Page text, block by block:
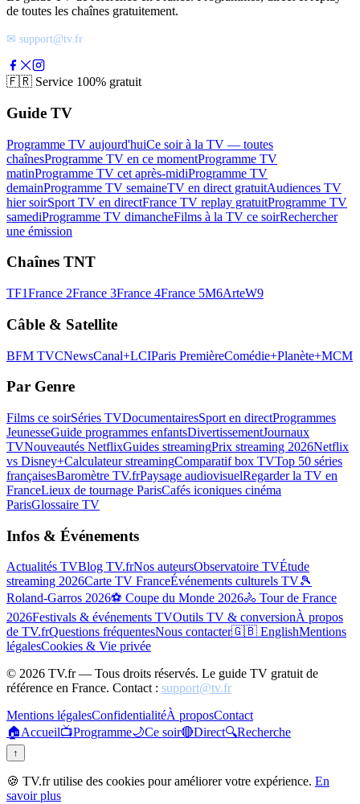
de toutes les chaînes gratuitement.
✉ support@tv.fr
🇫🇷 Service 100% gratuit
Guide TV
Programme TV aujourd'huiCe soir à la TV — toutes
chaînesProgramme TV en ce momentProgramme TV
matinProgramme TV cet après-midiProgramme TV
demainProgramme TV semaineTV en direct gratuitAudiences TV
hier soirSport TV en directFrance TV replay gratuitProgramme TV
samediProgramme TV dimancheFilms à la TV ce soirRechercher
une émission
Chaînes TNT
TF1France 2France 3France 4France 5M6ArteW9
Câble & Satellite
BFM TVCNewsCanal+LCIParis PremièreComédie+Planète+MCM
Par Genre
Films ce soirSéries TVDocumentairesSport en directProgrammes
JeunesseGuide programmes enfantsDivertissementJournaux
TVNouveautés NetflixGuides streamingPrix streaming 2026Netflix
vs Disney+Calculateur streamingComparatif box TVTop 50 séries
françaisesBaromètre TV.frPaysage audiovisuelRegarder la TV en
FranceLieux de tournage ParisCafés iconiques cinéma
ParisGlossaire TV
Infos & Événements
Actualités TVBlog TV.frNos auteursObservatoire TVÉtude
streaming 2026Carte TV FranceÉvénements culturels TV🎾
Roland-Garros 2026⚽ Coupe du Monde 2026🚴 Tour de France
2026Festivals & événements TVOutils TV & conversionÀ propos
de TV.frQuestions fréquentesNous contacter🇬🇧 EnglishMentions
légalesCookies & Vie privée
© 2026 TV.fr — Tous droits réservés. Le guide TV gratuit de
référence en France. Contact : support@tv.fr
Mentions légalesConfidentialitéÀ proposContact
🏠Accueil📺Programme🌙Ce soir🔴Direct🔍Recherche
↑
🍪 TV.fr utilise des cookies pour améliorer votre expérience. En
savoir plus